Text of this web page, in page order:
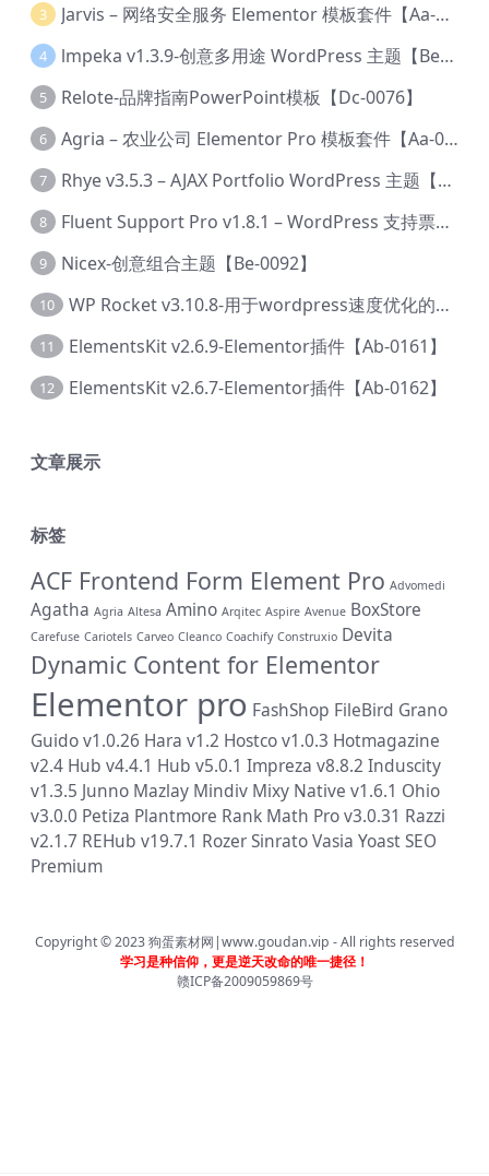
3 Jarvis – 网络安全服务 Elementor 模板套件【Aa-0035】
4 lmpeka v1.3.9-创意多用途 WordPress 主题【Be-0064】
5 Relote-品牌指南PowerPoint模板【Dc-0076】
6 Agria – 农业公司 Elementor Pro 模板套件【Aa-0003】
7 Rhye v3.5.3 – AJAX Portfolio WordPress 主题【Bi-0049】
8 Fluent Support Pro v1.8.1 – WordPress 支持票务系统【Cc-0041】
9 Nicex-创意组合主题【Be-0092】
10 WP Rocket v3.10.8-用于wordpress速度优化的缓存加速插件【Cd-0019】
11 ElementsKit v2.6.9-Elementor插件【Ab-0161】
12 ElementsKit v2.6.7-Elementor插件【Ab-0162】
文章展示
标签
ACF Frontend Form Element Pro Advomedi
Agatha Agria Altesa Amino Arqitec Aspire Avenue BoxStore
Carefuse Cariotels Carveo Cleanco Coachify Construxio Devita
Dynamic Content for Elementor
Elementor pro FashShop FileBird Grano
Guido v1.0.26 Hara v1.2 Hostco v1.0.3 Hotmagazine
v2.4 Hub v4.4.1 Hub v5.0.1 Impreza v8.8.2 Induscity
v1.3.5 Junno Mazlay Mindiv Mixy Native v1.6.1 Ohio
v3.0.0 Petiza Plantmore Rank Math Pro v3.0.31 Razzi
v2.1.7 REHub v19.7.1 RozerSinratoVasia Yoast SEO
Premium
Copyright © 2023狗蛋素材网|www.goudan.vip - All rights reserved
学习是种信仰，更是逆天改命的唯一捷径！
赣ICP备2009059869号